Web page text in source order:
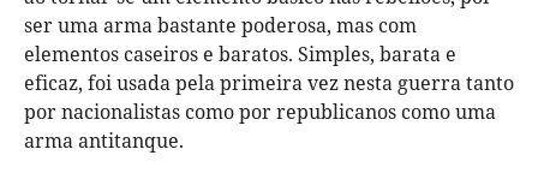
ser uma arma bastante poderosa, mas com
elementos caseiros e baratos. Simples, barata e
eficaz, foi usada pela primeira vez nesta guerra tanto
por nacionalistas como por republicanos como uma
arma antitanque.